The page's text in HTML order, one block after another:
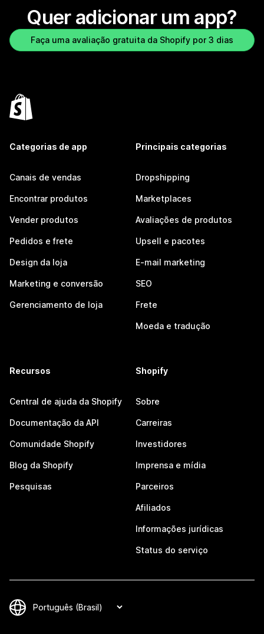
Quer adicionar um app?
Faça uma avaliação gratuita da Shopify por 3 dias
Categorias de app
Canais de vendas
Encontrar produtos
Vender produtos
Pedidos e frete
Design da loja
Marketing e conversão
Gerenciamento de loja
Principais categorias
Dropshipping
Marketplaces
Avaliações de produtos
Upsell e pacotes
E-mail marketing
SEO
Frete
Moeda e tradução
Recursos
Central de ajuda da Shopify
Documentação da API
Comunidade Shopify
Blog da Shopify
Pesquisas
Shopify
Sobre
Carreiras
Investidores
Imprensa e mídia
Parceiros
Afiliados
Informações jurídicas
Status do serviço